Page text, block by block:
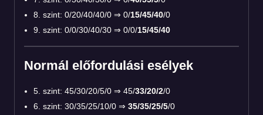
8. szint: 0/20/40/40/0 ⇒ 0/15/45/40/0
9. szint: 0/0/30/40/30 ⇒ 0/0/15/45/40
Normál előfordulási esélyek
5. szint: 45/30/20/5/0 ⇒ 45/33/20/2/0
6. szint: 30/35/25/10/0 ⇒ 35/35/25/5/0